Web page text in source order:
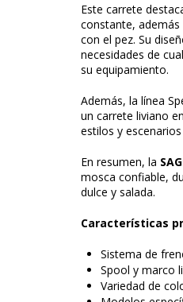
Este carrete
constante,
con el pez. Su
necesidades de
su equipamiento.
Además, la línea
un carrete liviano
estilos y
En resumen, la
mosca confiable,
dulce y salada.
Características
Sistema de
Spool y marco
Variedad de